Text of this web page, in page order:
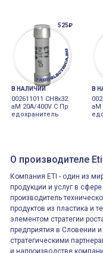
525₽
В НАЛИЧИИ
002611011 CH8x32
aM 20A/400V C Пр
едохранитель
В
aM
О производителе Eti
Компания ETI - один из
продукции и услуг в
производитель
продуктов из пластика и
элементом стратегии
предприятия в Словении
стратегическими
и напроизводстве